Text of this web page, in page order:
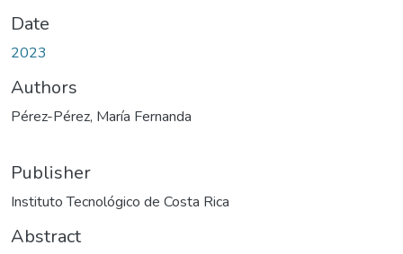
Date
2023
Authors
Pérez-Pérez, María Fernanda
Publisher
Instituto Tecnológico de Costa Rica
Abstract